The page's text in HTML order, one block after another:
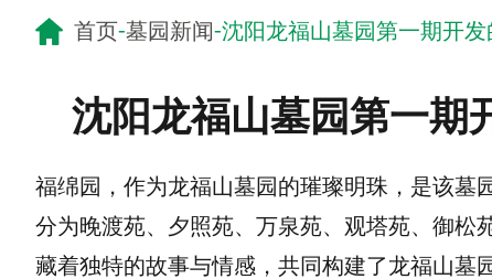
首页-墓园新闻-沈阳龙福山墓园第一期开发
沈阳龙福山墓园第一期
福绵园，作为龙福山墓园的璀璨明珠，是该墓
分为晚渡苑、夕照苑、万泉苑、观塔苑、御松
藏着独特的故事与情感，共同构建了龙福山墓